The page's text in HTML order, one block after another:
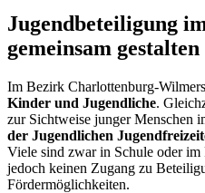
Jugendbeteiligung
gemeinsam gestalten
Im Bezirk Charlottenburg-
Kinder und Jugendliche.
zur Sichtweise junger Menschen
der Jugendlichen
Viele sind zwar in Schule oder im
jedoch keinen Zugang zu
Fördermöglichkeiten.